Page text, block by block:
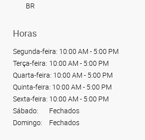
BR
Horas
Segunda-feira: 10:00 AM - 5:00 PM
Terça-feira: 10:00 AM - 5:00 PM
Quarta-feira: 10:00 AM - 5:00 PM
Quinta-feira: 10:00 AM - 5:00 PM
Sexta-feira: 10:00 AM - 5:00 PM
Sábado:
Fechados
Domingo:
Fechados